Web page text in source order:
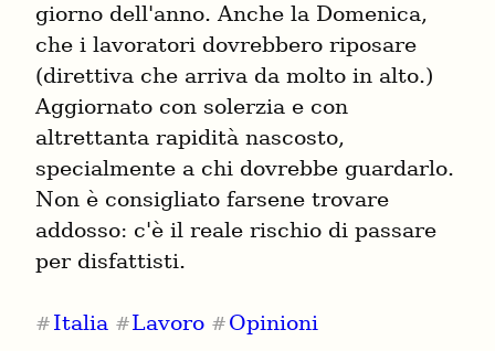
giorno dell'anno. Anche la Domenica,
che i lavoratori dovrebbero riposare
(direttiva che arriva da molto in alto.)
Aggiornato con solerzia e con
altrettanta rapidità nascosto,
specialmente a chi dovrebbe guardarlo.
Non è consigliato farsene trovare
addosso: c'è il reale rischio di passare
per disfattisti.
# Italia #Lavoro # Opinioni